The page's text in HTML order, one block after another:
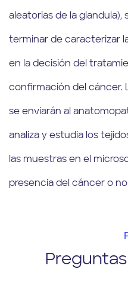
aleatorias de la
terminar de caracterizar
en la decisión del
confirmación del cáncer.
se enviarán al
analiza y estudia los
las muestras en el
presencia del cáncer o